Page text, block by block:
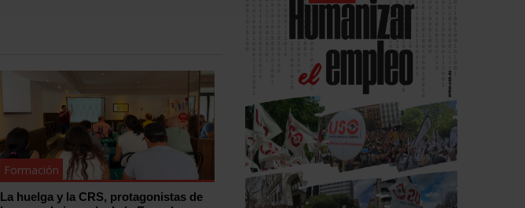
Formación
La huelga y la CRS, protagonistas de